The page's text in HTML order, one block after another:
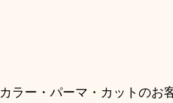
カラー・パーマ・カットのお